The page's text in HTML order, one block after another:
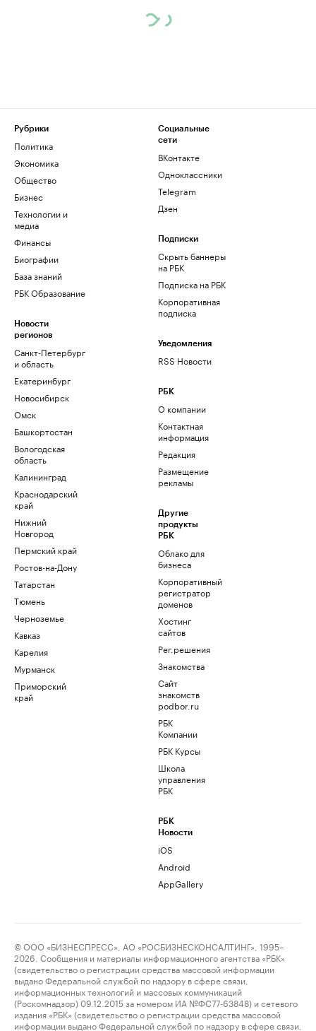
Рубрики
Политика
Экономика
Общество
Бизнес
Технологии и
медиа
Финансы
Биографии
База знаний
РБК Образование
Новости
регионов
Санкт-Петербург
и область
Екатеринбург
Новосибирск
Омск
Башкортостан
Вологодская
область
Калининград
Краснодарский
край
Нижний
Новгород
Пермский край
Ростов-на-Дону
Татарстан
Тюмень
Черноземье
Кавказ
Карелия
Мурманск
Приморский
край
Социальные
сети
ВКонтакте
Одноклассники
Telegram
Дзен
Подписки
Скрыть баннеры
на РБК
Подписка на РБК
Корпоративная
подписка
Уведомления
RSS Новости
РБК
О компании
Контактная
информация
Редакция
Размещение
рекламы
Другие
продукты
РБК
Облако для
бизнеса
Корпоративный
регистратор
доменов
Хостинг
сайтов
Рег.решения
Знакомства
Сайт
знакомств
podbor.ru
РБК
Компании
РБК Курсы
Школа
управления
РБК
РБК
Новости
iOS
Android
AppGallery
© ООО «БИЗНЕСПРЕСС», АО «РОСБИЗНЕСКОНСАЛТИНГ», 1995–
2026. Сообщения и материалы информационного агентства «РБК»
(свидетельство о регистрации средства массовой информации
выдано Федеральной службой по надзору в сфере связи,
информационных технологий и массовых коммуникаций
(Роскомнадзор) 09.12.2015 за номером ИА №ФС77-63848) и сетевого
издания «РБК» (свидетельство о регистрации средства массовой
информации выдано Федеральной службой по надзору в сфере связи,